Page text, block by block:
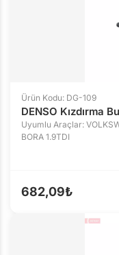
Ürün Kodu: DG-109
DENSO Kızdırma
Uyumlu Araçlar:
BORA 1.9TDI
682,09₺